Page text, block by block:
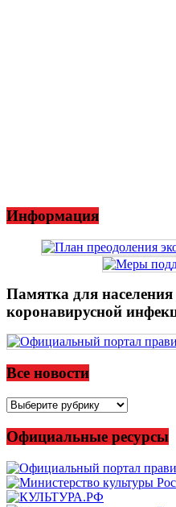
Информация
Памятка для
коронавирусной
Все новости
Все
Официальные ресурсы